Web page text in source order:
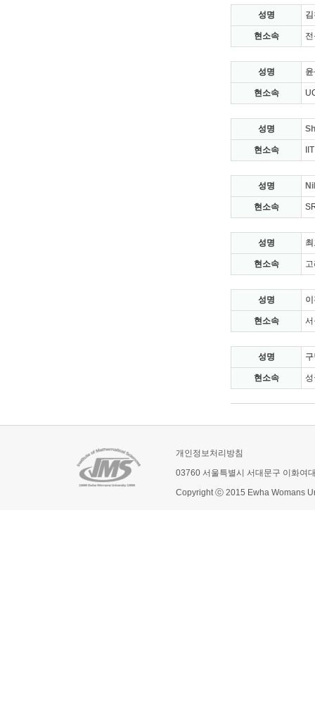
성명
현소속
성명
현소속
성명
현소속
성명
현소속
성명
현소속
성명
현소속
성명
현소속
개인정보처리방침
03760 서울특별시 서대문구 이화여
Copyright ⓒ 2015 Ewha Womans